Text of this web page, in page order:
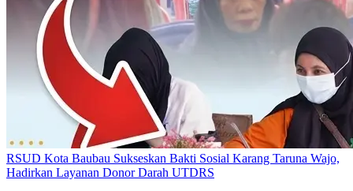
RSUD Kota Baubau Sukseskan Bakti Sosial Karang Taruna Wajo,
Hadirkan Layanan Donor Darah UTDRS